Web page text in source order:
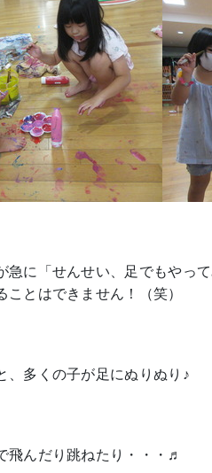
急に「せんせい、足でもやっ
ことはできません！（笑）
多くの子が足にぬりぬり♪
飛んだり跳ねたり・・・♬